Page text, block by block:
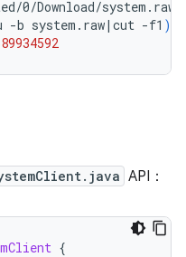
Download/
-b system.raw| cut -f1 )
API：
{